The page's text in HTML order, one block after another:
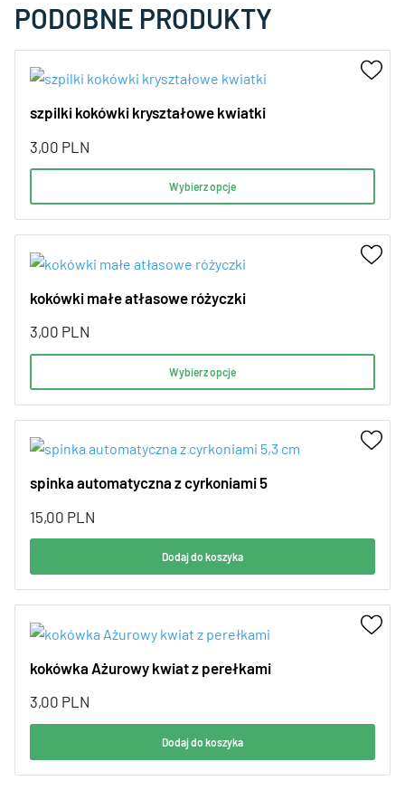
PODOBNE PRODUKTY
szpilki kokówki kryształowe kwiatki
3,00 PLN
Wybierz opcje
kokówki małe atłasowe różyczki
3,00 PLN
Wybierz opcje
spinka automatyczna z cyrkoniami 5
15,00 PLN
Dodaj do koszyka
kokówka Ażurowy kwiat z perełkami
3,00 PLN
Dodaj do koszyka